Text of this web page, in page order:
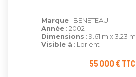
Marque: BENETEAU
Année: 2002
Dimensions : 9.61 m x 3.23 m
Visible à : Lorient
55 000 € TTC